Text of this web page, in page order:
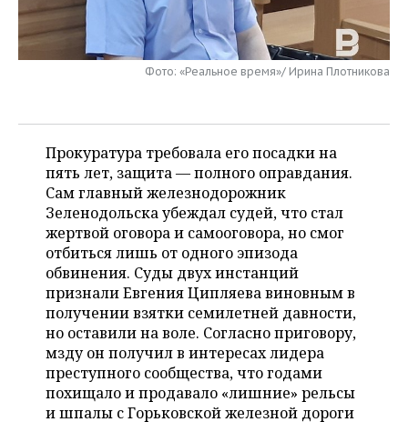
ЭНЕРГЕТИКА
УСЛУГИ
МЕДИА
ТЕЛЕКОММУНИКАЦИИ
ВЫЕЗДНАЯ РЕДАКЦИЯ
БИЗНЕС-БРАНЧИ
ОТКРЫТАЯ ЛЕКЦИЯ
НОВОСТИ СПОРТА
ФУТБОЛ
БАСКЕТБОЛ
ВОЛЕЙБОЛ
КИБЕРСПОРТ
ФИГУРНОЕ КАТАНИЕ
ВОДНЫЕ ВИДЫ СПОРТА
ХОККЕЙ С МЯЧОМ
ОБЩЕСТВО
НОВОСТИ ОБЩЕСТВА
ИНФРАСТРУКТУРА
ИСТОРИЯ
КУЛЬТУРА
МЕДИЦИНА
ОБРАЗОВАНИЕ
ПРОИСШЕСТВИЯ
ФОТОГАЛЕРЕЯ
СПИСОК ПЕРСОН
СПИСОК КОМПАНИЙ
ПОЛНАЯ ВЕРСИЯ
Фото: «Реальное время»/ Ирина Плотникова
Прокуратура требовала его посадки на
пять лет, защита — полного оправдания.
Сам главный железнодорожник
Зеленодольска убеждал судей, что стал
жертвой оговора и самооговора, но смог
отбиться лишь от одного эпизода
обвинения. Суды двух инстанций
признали Евгения Ципляева виновным в
получении взятки семилетней давности,
но оставили на воле. Согласно приговору,
мзду он получил в интересах лидера
преступного сообщества, что годами
похищало и продавало «лишние» рельсы
и шпалы с Горьковской железной дороги